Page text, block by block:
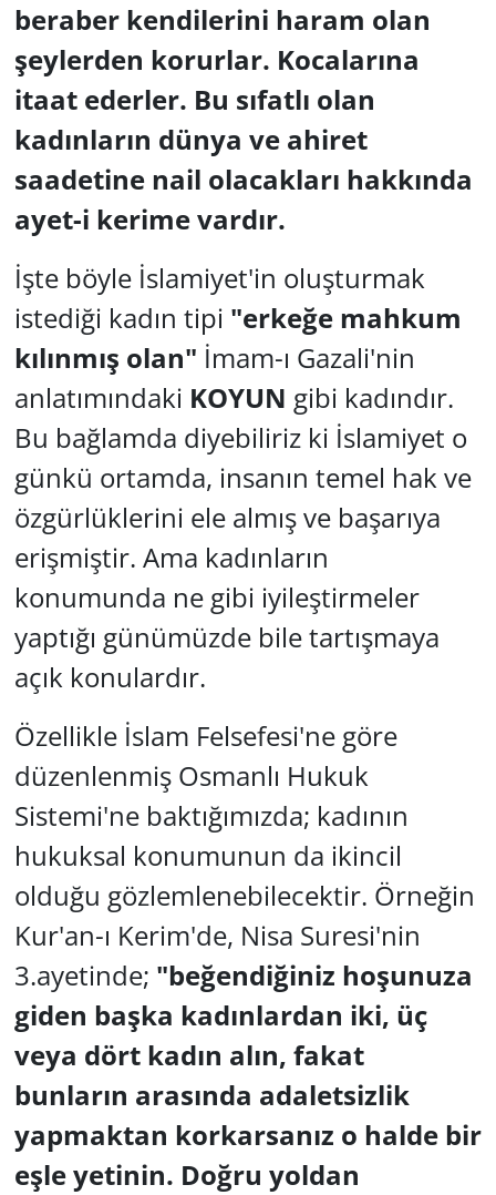
beraber kendilerini haram olan
şeylerden korurlar. Kocalarına
itaat ederler. Bu sıfatlı olan
kadınların dünya ve ahiret
saadetine nail olacakları hakkında
ayet-i kerime vardır.
İşte böyle İslamiyet'in oluşturmak
istediği kadın tipi "erkeğe mahkum
kılınmış olan" İmam-ı Gazali'nin
anlatımındaki KOYUN gibi kadındır.
Bu bağlamda diyebiliriz ki İslamiyet o
günkü ortamda, insanın temel hak ve
özgürlüklerini ele almış ve başarıya
erişmiştir. Ama kadınların
konumunda ne gibi iyileştirmeler
yaptığı günümüzde bile tartışmaya
açık konulardır.
Özellikle İslam Felsefesi'ne göre
düzenlenmiş Osmanlı Hukuk
Sistemi'ne baktığımızda; kadının
hukuksal konumunun da ikincil
olduğu gözlemlenebilecektir. Örneğin
Kur'an-ı Kerim'de, Nisa Suresi'nin
3.ayetinde; "beğendiğiniz hoşunuza
giden başka kadınlardan iki, üç
veya dört kadın alın, fakat
bunların arasında adaletsizlik
yapmaktan korkarsanız o halde bir
eşle yetinin. Doğru yoldan